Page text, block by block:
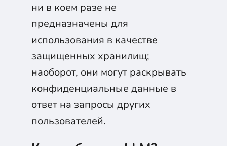
ни в коем разе не
предназначены для
использования в качестве
защищенных хранилищ;
наоборот, они могут раскрывать
конфиденциальные данные в
ответ на запросы других
пользователей.